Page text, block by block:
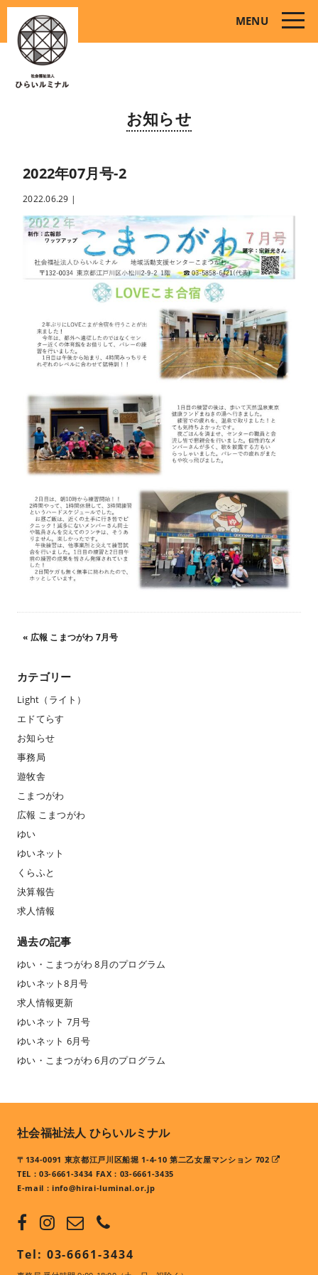
MENU
toggle
お知らせ
2022年07月号-2
2022.06.29 |
« 広報 こまつがわ 7月号
カテゴリー
Light（ライト）
エドてらす
お知らせ
事務局
遊牧舎
こまつがわ
広報 こまつがわ
ゆい
ゆいネット
くらふと
決算報告
求人情報
過去の記事
ゆい・こまつがわ 8月のプログラム
ゆいネット8月号
求人情報更新
ゆいネット 7月号
ゆいネット 6月号
ゆい・こまつがわ 6月のプログラム
社会福祉法人 ひらいルミナル
〒134-0091 東京都江戸川区船堀 1-4-10 第二乙女屋マンション 702
TEL : 03-6661-3434 FAX : 03-6661-3435
E-mail :info@hirai-luminal.or.jp
Tel: 03-6661-3434